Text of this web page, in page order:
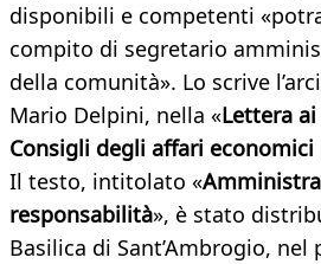
disponibili e competenti
compito di segretario
della comunità». Lo scrive
Mario Delpini, nella «Lettera
Consigli degli affari
Il testo, intitolato «
responsabilità», è stato
Basilica di Sant’Ambrogio,